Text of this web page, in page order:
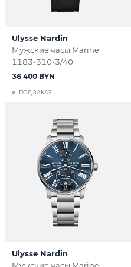
Ulysse Nardin
Мужские часы Marine
1183-310-3/40
ПОД ЗАКАЗ
36 400 BYN
Ulysse Nardin